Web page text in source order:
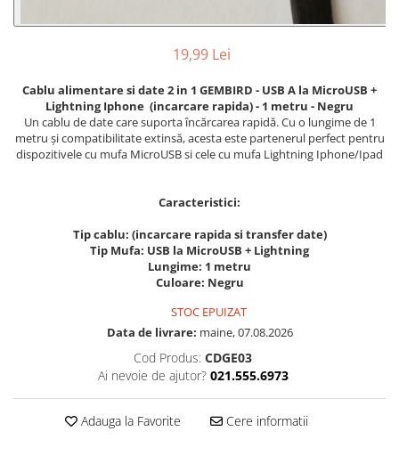
19,99 Lei
Cablu alimentare si date 2 in 1 GEMBIRD - USB A la MicroUSB +
Lightning Iphone (incarcare rapida) - 1 metru - Negru
Un cablu de date care suporta încărcarea rapidă. Cu o lungime de 1
metru și compatibilitate extinsă, acesta este partenerul perfect pentru
dispozitivele cu mufa MicroUSB si cele cu mufa Lightning Iphone/Ipad
Caracteristici:
Tip cablu: (incarcare rapida si transfer date)
Tip Mufa: USB la MicroUSB + Lightning
Lungime: 1 metru
Culoare: Negru
STOC EPUIZAT
Data de livrare: maine, 07.08.2026
Cod Produs: CDGE03
Ai nevoie de ajutor? 021.555.6973
Adauga la Favorite Cere informatii